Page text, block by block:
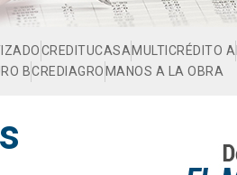
CREDITUCASA MULTICRÉDITO A
BCREDIAGRO MANOS A LA OBRA